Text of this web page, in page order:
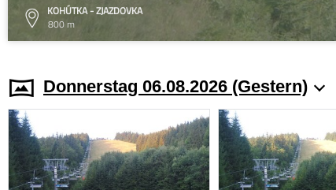
KOHÚTKA - ZJAZDOVKA
800 m
Donnerstag 06.08.2026 (Gestern)